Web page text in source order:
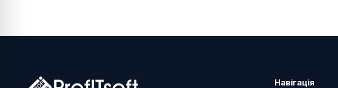
Навігація